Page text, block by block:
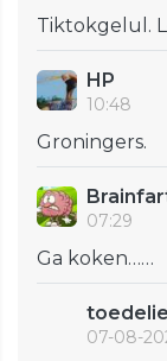
Tiktokgelul.
HP
10:48
Groningers.
07:29
Ga koken……
07-08-